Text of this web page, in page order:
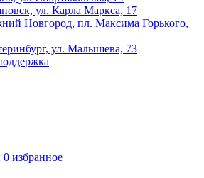
ул. Карла Маркса, 17
Новгород, пл. Максима Горького,
ул. Малышева, 73
0 избранное